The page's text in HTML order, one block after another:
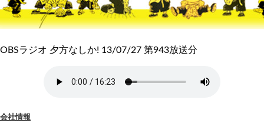
OBSラジオ 夕方なしか! 13/07/27 第943放送分
会社情報